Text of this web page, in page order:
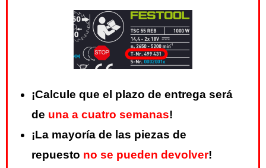
¡Calcule que el plazo de entrega será
de una a cuatro semanas!
¡La mayoría de las piezas de
repuesto no se pueden devolver!